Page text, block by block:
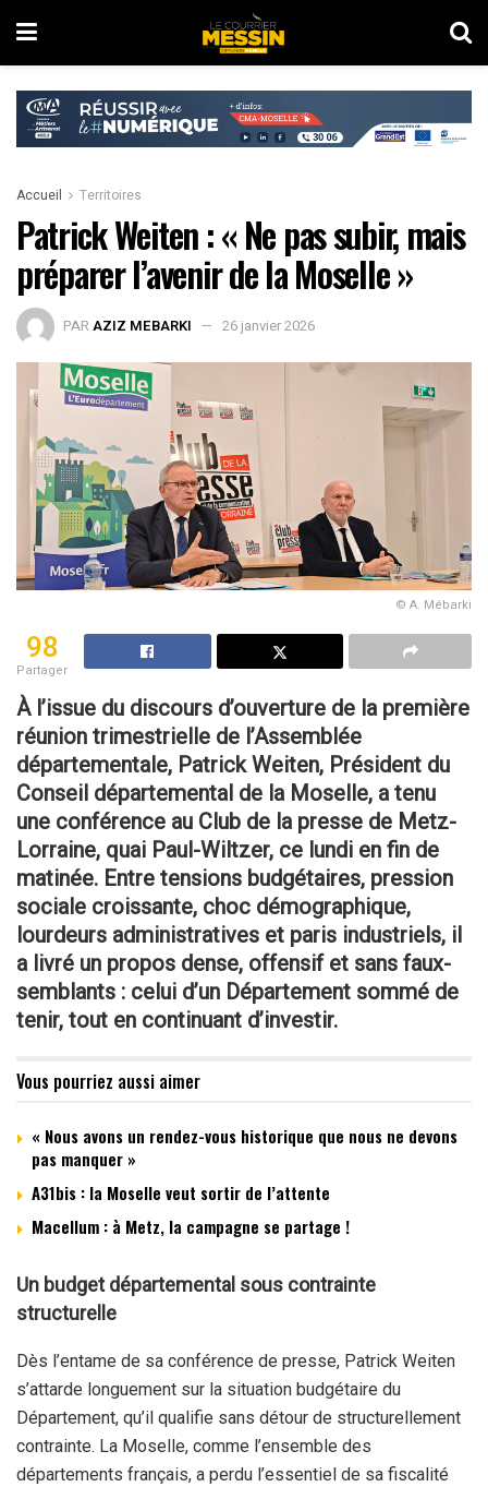
Accueil Territoires
Patrick Weiten : « Ne pas subir, mais
préparer l’avenir de la Moselle »
PAR AZIZ MEBARKI 26 janvier 2026
© A. Mébarki
98
Partager
À l’issue du discours d’ouverture de la première
réunion trimestrielle de l’Assemblée
départementale, Patrick Weiten, Président du
Conseil départemental de la Moselle, a tenu
une conférence au Club de la presse de Metz-
Lorraine, quai Paul-Wiltzer, ce lundi en fin de
matinée. Entre tensions budgétaires, pression
sociale croissante, choc démographique,
lourdeurs administratives et paris industriels, il
a livré un propos dense, offensif et sans faux-
semblants : celui d’un Département sommé de
tenir, tout en continuant d’investir.
Vous pourriez aussi aimer
« Nous avons un rendez-vous historique que nous ne devons
pas manquer »
A31bis : la Moselle veut sortir de l’attente
Macellum : à Metz, la campagne se partage !
Un budget départemental sous contrainte
structurelle
Dès l’entame de sa conférence de presse, Patrick Weiten
s’attarde longuement sur la situation budgétaire du
Département, qu’il qualifie sans détour de structurellement
contrainte. La Moselle, comme l’ensemble des
départements français, a perdu l’essentiel de sa fiscalité